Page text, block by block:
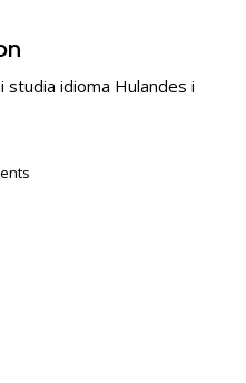
studia idioma Hulandes i